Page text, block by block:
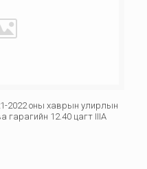
2022 оны хаврын улирлын
гарагийн 12.40 цагт IIIА